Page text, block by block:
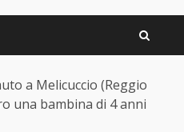
a Melicuccio (Reggio
una bambina di 4 anni